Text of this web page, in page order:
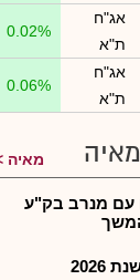
אג"ח
ת"א
0.02%
אג"ח
ת"א
0.06%
מאיה
עם מנרב בק"ע